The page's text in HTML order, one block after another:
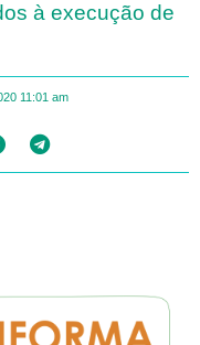
à execução de
11:01 am